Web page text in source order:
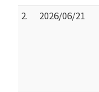
2.
2026/06/21